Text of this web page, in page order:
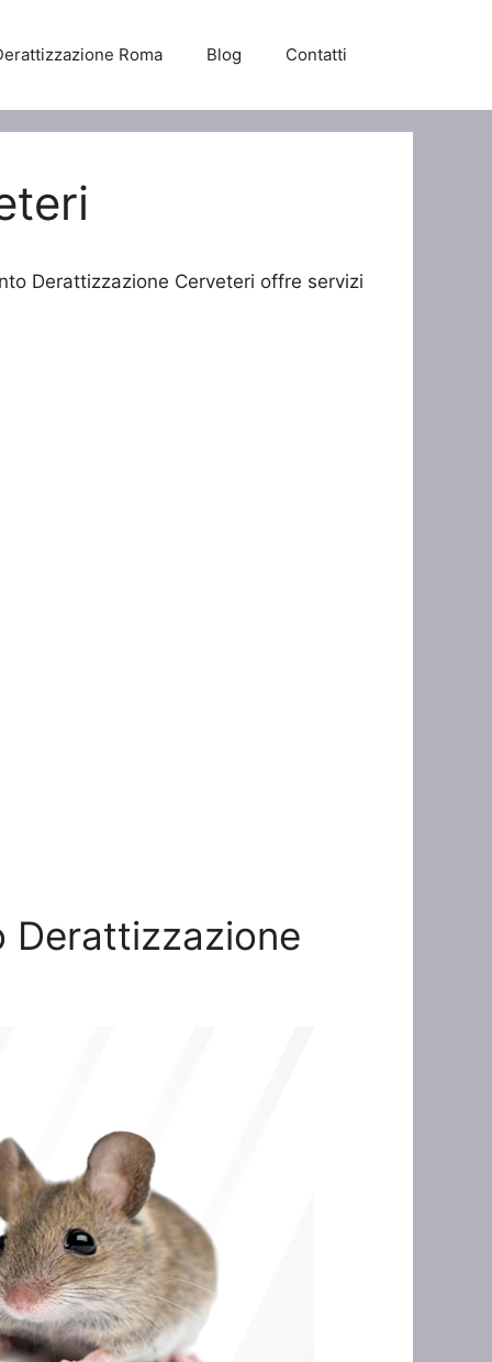
Roma Blog Contatti
Derattizzazione Cerveteri offre servizi
Derattizzazione